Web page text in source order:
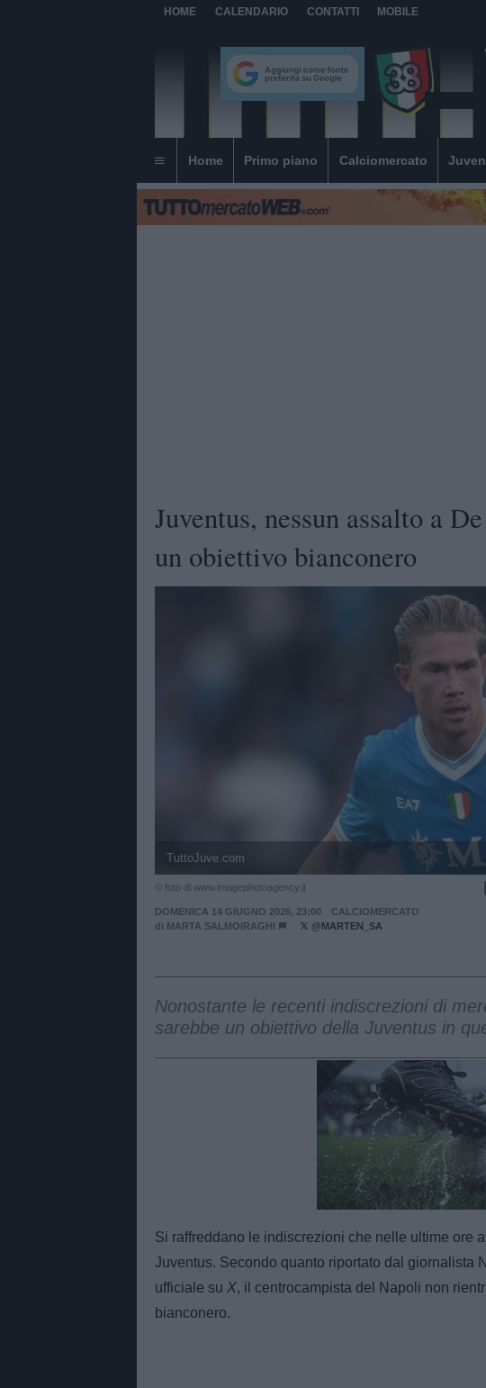
HOME CALENDARIO CONTATTI MOBILE
Home Primo piano Calciomercato
Juventus, nessun assalto a
un obiettivo bianconero
TuttoJuve.com
© foto di www.imagephotoagency.it
DOMENICA 14 GIUGNO 2026, 23:00
CALCIOMERCATO
di MARTA SALMOIRAGHI @MARTEN_SA
Nonostante le recenti indiscrezioni di
sarebbe un obiettivo della Juventus in
Unmute
Loaded:
100.00%
Si raffreddano le indiscrezioni che nelle ultime ore
Juventus. Secondo quanto riportato dal giornalista
ufficiale su X, il centrocampista del Napoli non
bianconero.